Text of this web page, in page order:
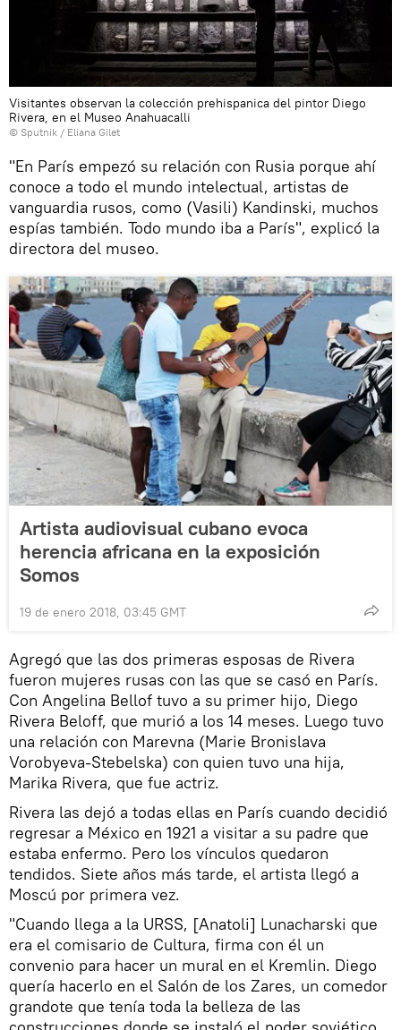
Visitantes observan la colección prehispanica del pintor Diego
Rivera, en el Museo Anahuacalli
© Sputnik / Eliana Gilet
"En París empezó su relación con Rusia porque ahí
conoce a todo el mundo intelectual, artistas de
vanguardia rusos, como (Vasili) Kandinski, muchos
espías también. Todo mundo iba a París", explicó la
directora del museo.
Artista audiovisual cubano evoca
herencia africana en la exposición
Somos
19 de enero 2018, 03:45 GMT
Agregó que las dos primeras esposas de Rivera
fueron mujeres rusas con las que se casó en París.
Con Angelina Bellof tuvo a su primer hijo, Diego
Rivera Beloff, que murió a los 14 meses. Luego tuvo
una relación con Marevna (Marie Bronislava
Vorobyeva-Stebelska) con quien tuvo una hija,
Marika Rivera, que fue actriz.
Rivera las dejó a todas ellas en París cuando decidió
regresar a México en 1921 a visitar a su padre que
estaba enfermo. Pero los vínculos quedaron
tendidos. Siete años más tarde, el artista llegó a
Moscú por primera vez.
"Cuando llega a la URSS, [Anatoli] Lunacharski que
era el comisario de Cultura, firma con él un
convenio para hacer un mural en el Kremlin. Diego
quería hacerlo en el Salón de los Zares, un comedor
grandote que tenía toda la belleza de las